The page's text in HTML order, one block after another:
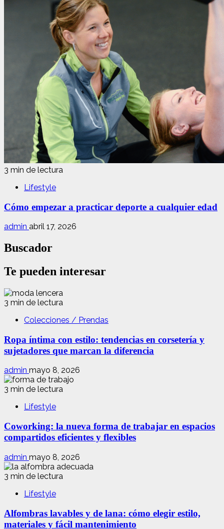
3 min de lectura
Lifestyle
Cómo empezar a practicar deporte a cualquier edad
admin abril 17, 2026
Buscador
Te pueden interesar
3 min de lectura
Colecciones / Prendas
Ropa íntima con estilo: tendencias en corsetería y
sujetadores que marcan la diferencia
admin mayo 8, 2026
3 min de lectura
Lifestyle
Coworking: la nueva forma de trabajar en espacios
compartidos eficientes y flexibles
admin mayo 8, 2026
3 min de lectura
Lifestyle
Alfombras lavables y de lana: cómo elegir estilo,
materiales y fácil mantenimiento